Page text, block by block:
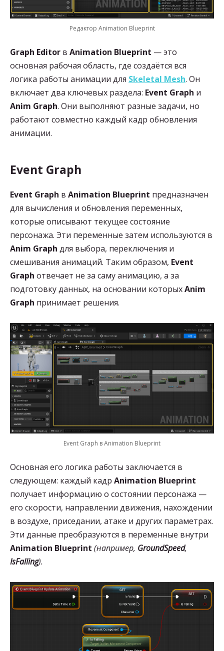
Редактор Animation Blueprint
Graph Editor в Animation Blueprint — это
основная рабочая область, где создаётся вся
логика работы анимации для Skeletal Mesh. Он
включает два ключевых раздела: Event Graph и
Anim Graph. Они выполняют разные задачи, но
работают совместно каждый кадр обновления
анимации.
Event Graph
Event Graph в Animation Blueprint предназначен
для вычисления и обновления переменных,
которые описывают текущее состояние
персонажа. Эти переменные затем используются в
Anim Graph для выбора, переключения и
смешивания анимаций. Таким образом, Event
Graph отвечает не за саму анимацию, а за
подготовку данных, на основании которыхAnim
Graph принимает решения.
Event Graph в Animation Blueprint
Основная его логика работы заключается в
следующем: каждый кадр Animation Blueprint
получает информацию о состоянии персонажа —
его скорости, направлении движения, нахождении
в воздухе, приседании, атаке и других параметрах.
Эти данные преобразуются в переменные внутри
Animation Blueprint (например, GroundSpeed,
IsFalling).